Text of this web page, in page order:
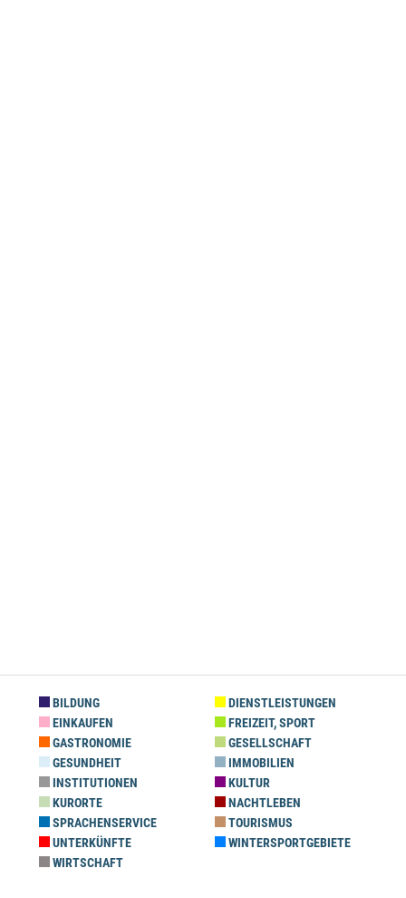
BILDUNG
DIENSTLEISTUNGEN
EINKAUFEN
FREIZEIT, SPORT
GASTRONOMIE
GESELLSCHAFT
GESUNDHEIT
IMMOBILIEN
INSTITUTIONEN
KULTUR
KURORTE
NACHTLEBEN
SPRACHENSERVICE
TOURISMUS
UNTERKÜNFTE
WINTERSPORTGEBIETE
WIRTSCHAFT